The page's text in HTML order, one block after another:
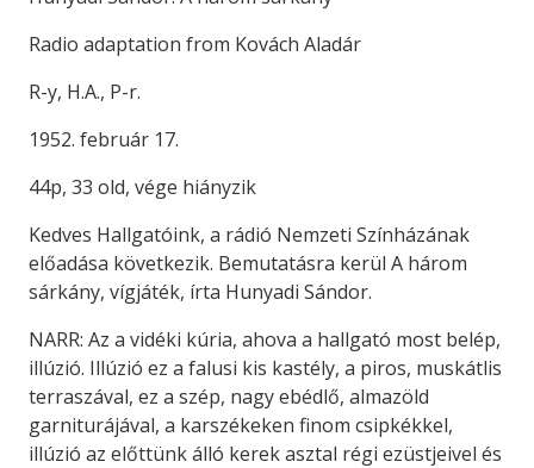
Radio adaptation from Kovách Aladár
R-y, H.A., P-r.
1952. február 17.
44p, 33 old, vége hiányzik
Kedves Hallgatóink, a rádió Nemzeti Színházának
előadása következik. Bemutatásra kerül A három
sárkány, vígjáték, írta Hunyadi Sándor.
NARR: Az a vidéki kúria, ahova a hallgató most belép,
illúzió. Illúzió ez a falusi kis kastély, a piros, muskátlis
terraszával, ez a szép, nagy ebédlő, almazöld
garniturájával, a karszékeken finom csipkékkel,
illúzió az előttünk álló kerek asztal régi ezüstjeivel és